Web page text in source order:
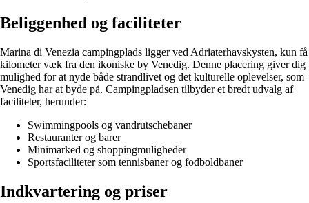
Beliggenhed og faciliteter
Marina di Venezia campingplads ligger ved Adriaterhavskysten, kun få
kilometer væk fra den ikoniske by Venedig. Denne placering giver dig
mulighed for at nyde både strandlivet og det kulturelle oplevelser, som
Venedig har at byde på. Campingpladsen tilbyder et bredt udvalg af
faciliteter, herunder:
Swimmingpools og vandrutschebaner
Restauranter og barer
Minimarked og shoppingmuligheder
Sportsfaciliteter som tennisbaner og fodboldbaner
Indkvartering og priser